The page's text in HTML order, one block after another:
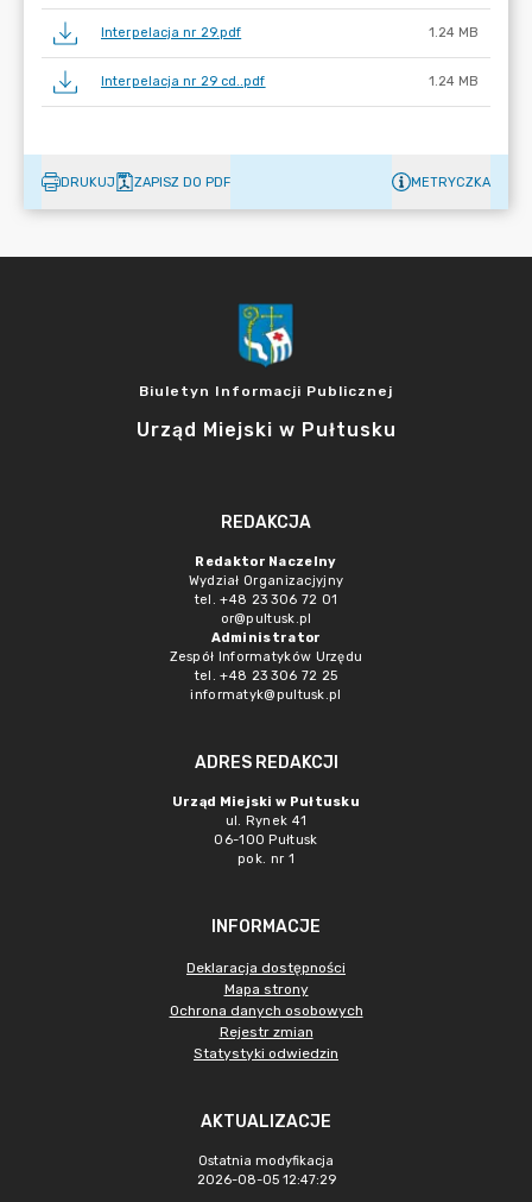
Interpelacja nr 29.pdf 1.24 MB
Interpelacja nr 29 cd..pdf 1.24 MB
DRUKUJ ZAPISZ DO PDF METRYCZKA
Biuletyn Informacji Publicznej
Urząd Miejski w Pułtusku
REDAKCJA
Redaktor Naczelny
Wydział Organizacjyjny
tel. +48 23 306 72 01
or@pultusk.pl
Administrator
Zespół Informatyków Urzędu
tel. +48 23 306 72 25
informatyk@pultusk.pl
ADRES REDAKCJI
Urząd Miejski w Pułtusku
ul. Rynek 41
06-100 Pułtusk
pok. nr 1
INFORMACJE
Deklaracja dostępności
Mapa strony
Ochrona danych osobowych
Rejestr zmian
Statystyki odwiedzin
AKTUALIZACJE
Ostatnia modyfikacja
2026-08-05 12:47:29